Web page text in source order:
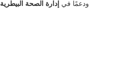
ودعمًا في إدارة الصحة البيطرية